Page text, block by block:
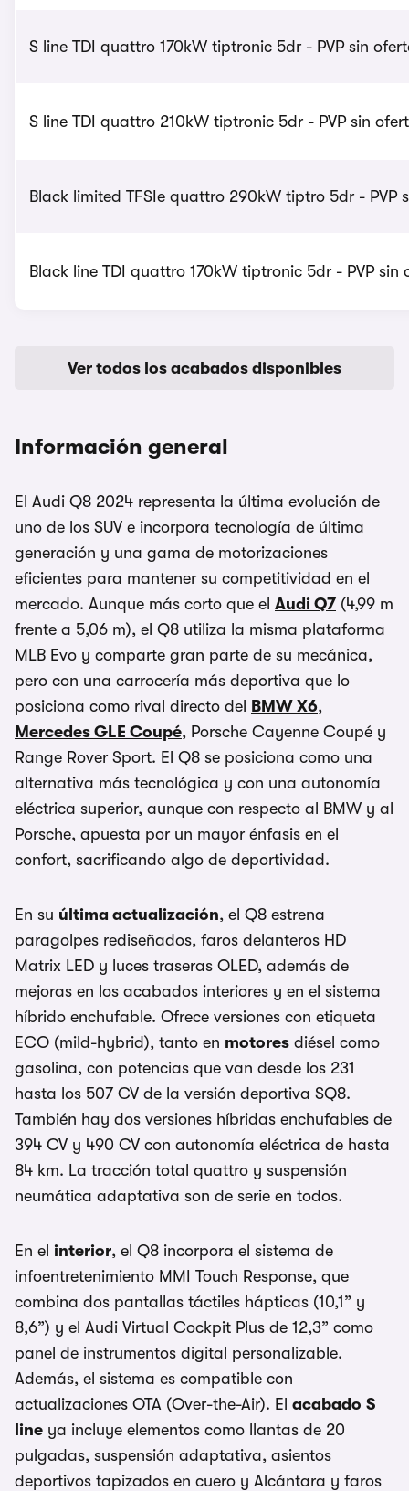
S line TDI quattro 170kW tiptronic 5dr - PVP sin
S line TDI quattro 210kW tiptronic 5dr - PVP sin
Black limited TFSIe quattro 290kW tiptro 5dr - PVP
Black line TDI quattro 170kW tiptronic 5dr - PVP sin
Ver todos los acabados disponibles
Información general
El Audi Q8 2024 representa la última evolución de
uno de los SUV e incorpora tecnología de última
generación y una gama de motorizaciones
eficientes para mantener su competitividad en el
mercado. Aunque más corto que el Audi Q7 (4,99 m
frente a 5,06 m), el Q8 utiliza la misma plataforma
MLB Evo y comparte gran parte de su mecánica,
pero con una carrocería más deportiva que lo
posiciona como rival directo del
BMW X6,
Mercedes GLE Coupé, Porsche Cayenne Coupé y
Range Rover Sport. El Q8 se posiciona como una
alternativa más tecnológica y con una autonomía
eléctrica superior, aunque con respecto al BMW y al
Porsche, apuesta por un mayor énfasis en el
confort, sacrificando algo de deportividad.
En su última actualización, el Q8 estrena
paragolpes rediseñados, faros delanteros HD
Matrix LED y luces traseras OLED, además de
mejoras en los acabados interiores y en el sistema
híbrido enchufable. Ofrece versiones con etiqueta
ECO (mild-hybrid), tanto en motores diésel como
gasolina, con potencias que van desde los 231
hasta los 507 CV de la versión deportiva SQ8.
También hay dos versiones híbridas enchufables de
394 CV y 490 CV con autonomía eléctrica de hasta
84 km. La tracción total quattro y suspensión
neumática adaptativa son de serie en todos.
En el interior, el Q8 incorpora el sistema de
infoentretenimiento MMI Touch Response, que
combina dos pantallas táctiles hápticas (10,1” y
8,6”) y el Audi Virtual Cockpit Plus de 12,3” como
panel de instrumentos digital personalizable.
Además, el sistema es compatible con
actualizaciones OTA (Over-the-Air). El acabado S
line ya incluye elementos como llantas de 20
pulgadas, suspensión adaptativa, asientos
deportivos tapizados en cuero y Alcántara y faros